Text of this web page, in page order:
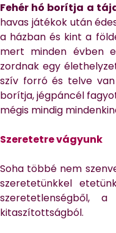
Fehér hó borítja a
havas játékok után
a házban és kint a
mert minden évben
zordnak egy
szív forró és telve van
borítja, jégpáncél
mégis mindig
Szeretetre vágyunk
Soha többé nem
szeretetünkkel
szeretetlenségből,
kitaszítottságból.